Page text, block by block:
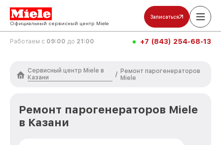
Официальный сервисный центр Miele
Записаться
Работаем с 09:00 до 21:00 +7 (843) 254-68-13
Сервисный центр Miele в
Казани
/ Ремонт парогенераторов
Miele
Ремонт парогенераторов Miele
в Казани